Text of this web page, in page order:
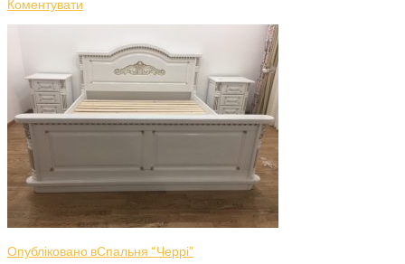
Коментувати
Опубліковано вСпальня “Черрі”